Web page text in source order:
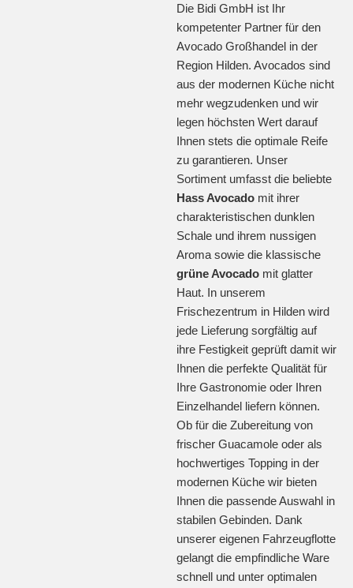
Die Bidi GmbH ist Ihr
kompetenter Partner für den
Avocado Großhandel in der
Region Hilden. Avocados sind
aus der modernen Küche nicht
mehr wegzudenken und wir
legen höchsten Wert darauf
Ihnen stets die optimale Reife
zu garantieren. Unser
Sortiment umfasst die beliebte
Hass Avocado mit ihrer
charakteristischen dunklen
Schale und ihrem nussigen
Aroma sowie die klassische
grüne Avocado mit glatter
Haut. In unserem
Frischezentrum in Hilden wird
jede Lieferung sorgfältig auf
ihre Festigkeit geprüft damit wir
Ihnen die perfekte Qualität für
Ihre Gastronomie oder Ihren
Einzelhandel liefern können.
Ob für die Zubereitung von
frischer Guacamole oder als
hochwertiges Topping in der
modernen Küche wir bieten
Ihnen die passende Auswahl in
stabilen Gebinden. Dank
unserer eigenen Fahrzeugflotte
gelangt die empfindliche Ware
schnell und unter optimalen